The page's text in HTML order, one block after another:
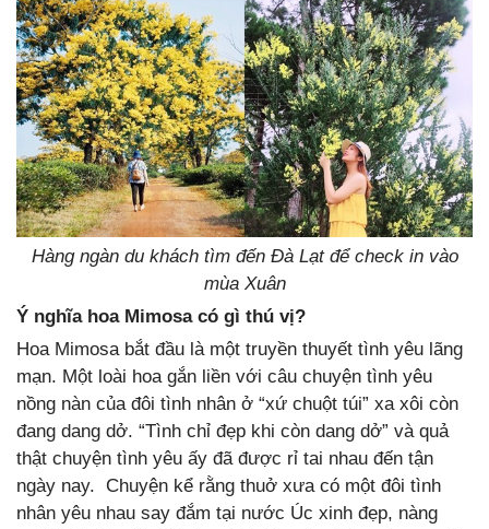
Hàng ngàn du khách tìm đến Đà Lạt để check in vào
mùa Xuân
Ý nghĩa hoa Mimosa có gì thú vị?
Hoa Mimosa bắt đầu là một truyền thuyết tình yêu lãng
mạn. Một loài hoa gắn liền với câu chuyện tình yêu
nồng nàn của đôi tình nhân ở “xứ chuột túi” xa xôi còn
đang dang dở. “Tình chỉ đẹp khi còn dang dở” và quả
thật chuyện tình yêu ấy đã được rỉ tai nhau đến tận
ngày nay. Chuyện kể rằng thuở xưa có một đôi tình
nhân yêu nhau say đắm tại nước Úc xinh đẹp, nàng